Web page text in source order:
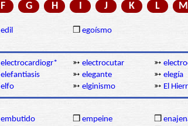
F G H I J K L M
edil ❒ egoísmo
electrocardiogr* ➳ electrocutar ➳
elefantiasis ➳ elegante ➳ elegía
elfo ➳ elginismo ➳ El
embutido ❒ empeine ❒